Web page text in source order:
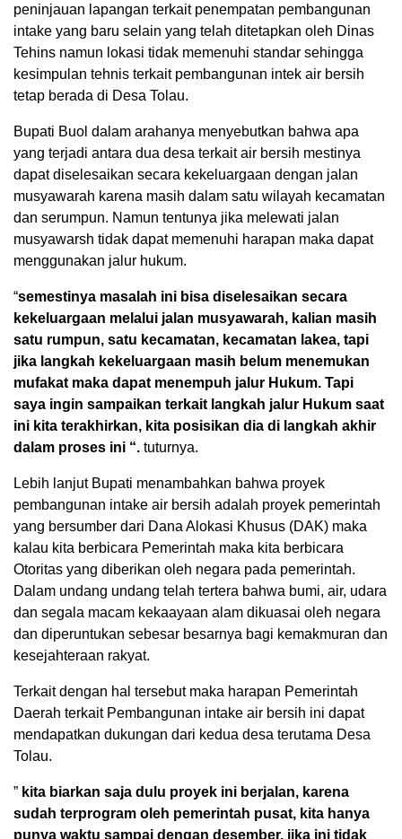
peninjauan lapangan terkait penempatan pembangunan
intake yang baru selain yang telah ditetapkan oleh Dinas
Tehins namun lokasi tidak memenuhi standar sehingga
kesimpulan tehnis terkait pembangunan intek air bersih
tetap berada di Desa Tolau.
Bupati Buol dalam arahanya menyebutkan bahwa apa
yang terjadi antara dua desa terkait air bersih mestinya
dapat diselesaikan secara kekeluargaan dengan jalan
musyawarah karena masih dalam satu wilayah kecamatan
dan serumpun. Namun tentunya jika melewati jalan
musyawarsh tidak dapat memenuhi harapan maka dapat
menggunakan jalur hukum.
“semestinya masalah ini bisa diselesaikan secara
kekeluargaan melalui jalan musyawarah, kalian masih
satu rumpun, satu kecamatan, kecamatan lakea, tapi
jika langkah kekeluargaan masih belum menemukan
mufakat maka dapat menempuh jalur Hukum. Tapi
saya ingin sampaikan terkait langkah jalur Hukum saat
ini kita terakhirkan, kita posisikan dia di langkah akhir
dalam proses ini “. tuturnya.
Lebih lanjut Bupati menambahkan bahwa proyek
pembangunan intake air bersih adalah proyek pemerintah
yang bersumber dari Dana Alokasi Khusus (DAK) maka
kalau kita berbicara Pemerintah maka kita berbicara
Otoritas yang diberikan oleh negara pada pemerintah.
Dalam undang undang telah tertera bahwa bumi, air, udara
dan segala macam kekaayaan alam dikuasai oleh negara
dan diperuntukan sebesar besarnya bagi kemakmuran dan
kesejahteraan rakyat.
Terkait dengan hal tersebut maka harapan Pemerintah
Daerah terkait Pembangunan intake air bersih ini dapat
mendapatkan dukungan dari kedua desa terutama Desa
Tolau.
” kita biarkan saja dulu proyek ini berjalan, karena
sudah terprogram oleh pemerintah pusat, kita hanya
punya waktu sampai dengan desember, jika ini tidak